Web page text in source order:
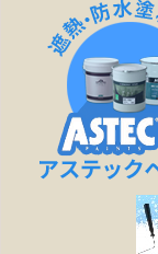
見積もりの金
作業日程が延
塗装工事以外
どこまでが無
施工は下請け